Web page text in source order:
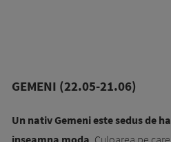
GEMENI (22.05-21.06)
Un nativ Gemeni este sedus de